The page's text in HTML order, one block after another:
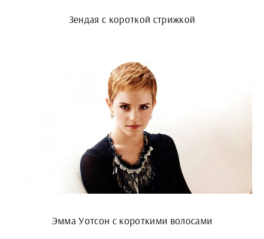
Зендая с короткой стрижкой
Эмма Уотсон с короткими волосами